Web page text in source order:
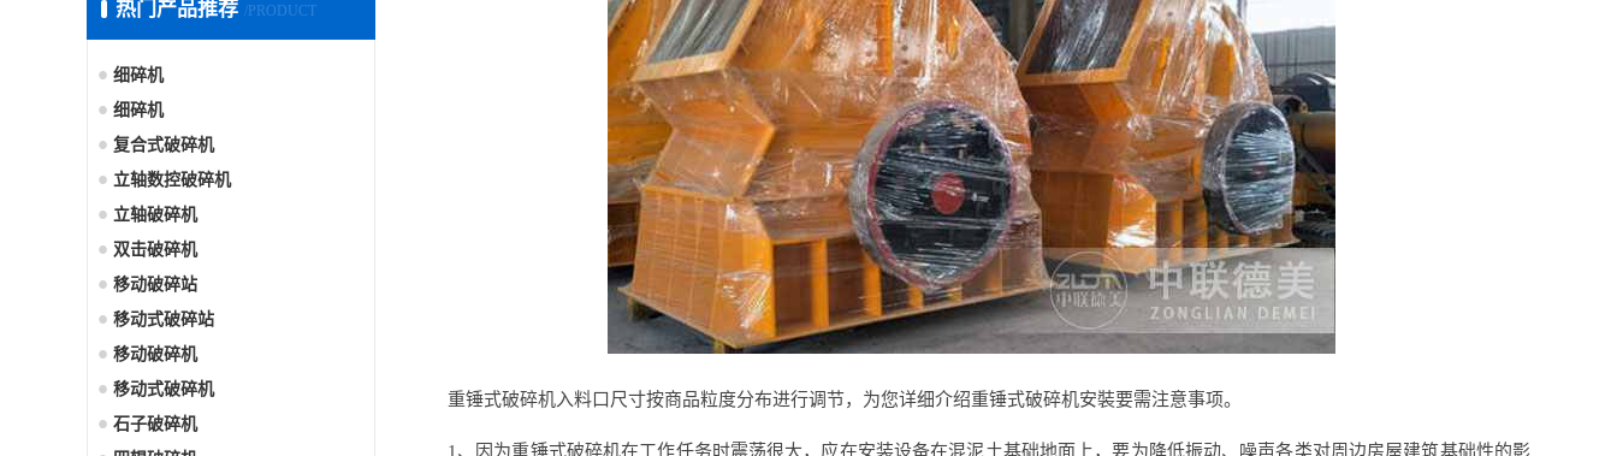
热门产品推荐 /PRODUCT
细碎机
细碎机
复合式破碎机
立轴数控破碎机
立轴破碎机
双击破碎机
移动破碎站
移动式破碎站
移动破碎机
移动式破碎机
石子破碎机
重锤式破碎机入料口尺寸按商品粒度分布进行调节，为您详细介绍重锤式破碎机安裝要需注意事项。
1、因为重锤式破碎机在工作任务时震荡很大，应在安装设备在混泥土基础地面上，要为降低振动、噪声各类对周边房屋建筑基础性的影